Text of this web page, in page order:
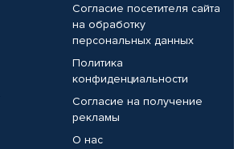
Согласие посетителя сайта
на обработку
персональных данных
Политика
конфиденциальности
Согласие на получение
рекламы
О нас